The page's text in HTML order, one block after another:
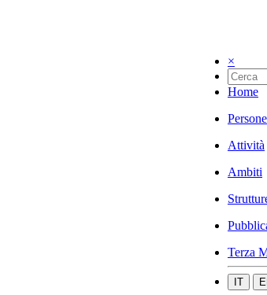
×
Home
Persone
Attività
Ambiti
Terza
IT